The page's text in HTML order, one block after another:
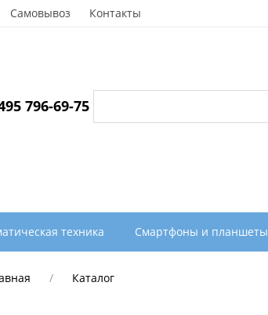
Самовывоз Контакты
796-69-75
техника Смартфоны и планшеты
Каталог